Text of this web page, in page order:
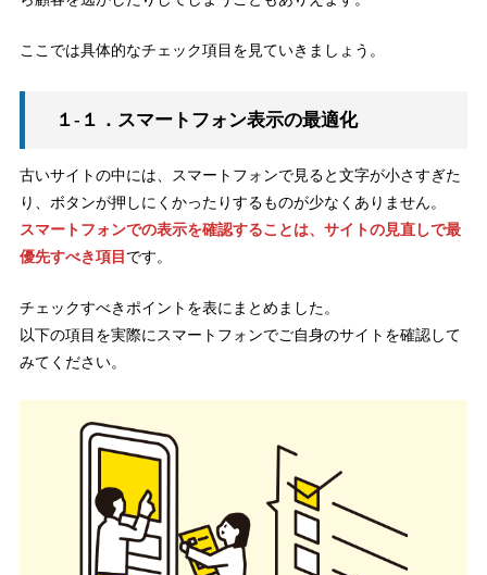
ここでは具体的なチェック項目を見ていきましょう。
１-１．スマートフォン表示の最適化
古いサイトの中には、スマートフォンで見ると文字が小さすぎた
り、ボタンが押しにくかったりするものが少なくありません。
スマートフォンでの表示を確認することは、サイトの見直しで最
優先すべき項目 です。
チェックすべきポイントを表にまとめました。
以下の項目を実際にスマートフォンでご自身のサイトを確認して
みてください。